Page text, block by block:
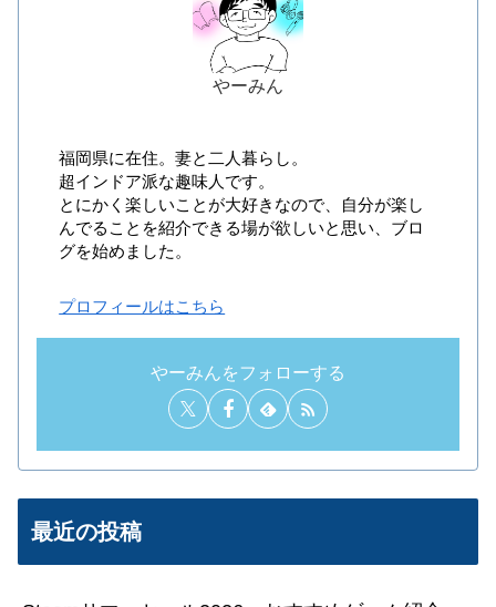
やーみん
福岡県に在住。妻と二人暮らし。
超インドア派な趣味人です。
とにかく楽しいことが大好きなので、自分が楽し
んでることを紹介できる場が欲しいと思い、ブロ
グを始めました。
プロフィールはこちら
やーみんをフォローする
最近の投稿